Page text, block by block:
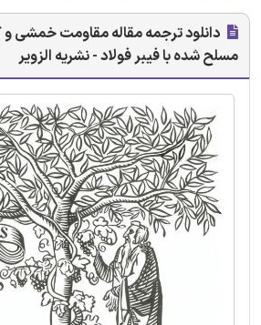
دانلود ترجمه مقاله مقاومت خمشی و
مسلح شده با فیبر فولاد - نشریه الزویر